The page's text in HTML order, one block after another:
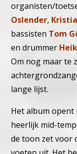
organisten/
Oslender,
bassisten Tom
en drummer
Om nog maar te
lange lijst.
Het album opent
heerlijk mid-
de toon zet voor